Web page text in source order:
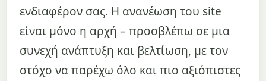
ενδιαφέρον σας. Η ανανέωση του site
είναι μόνο η αρχή – προσβλέπω σε μια
συνεχή ανάπτυξη και βελτίωση, με τον
στόχο να παρέχω όλο και πιο αξιόπιστες